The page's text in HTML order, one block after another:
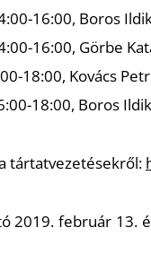
16:00, Boros
16:00, Görbe
18:00, Kovács
18:00, Boros
tártatvezetésekről:
2019. február 13.